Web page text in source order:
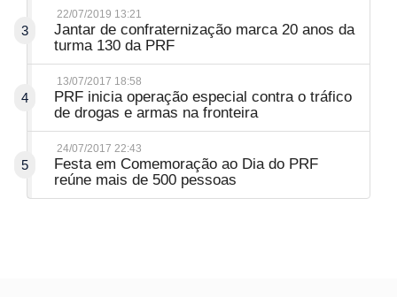
3
22/07/2019 13:21
Jantar de confraternização marca 20 anos da
turma 130 da PRF
4
13/07/2017 18:58
PRF inicia operação especial contra o tráfico
de drogas e armas na fronteira
5
24/07/2017 22:43
Festa em Comemoração ao Dia do PRF
reúne mais de 500 pessoas